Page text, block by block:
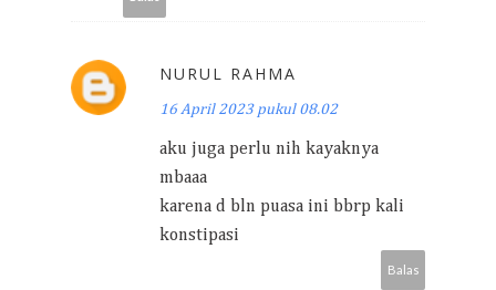
NURUL RAHMA
16 April 2023 pukul 08.02
aku juga perlu nih kayaknya
mbaaa
karena d bln puasa ini bbrp kali
konstipasi
Balas